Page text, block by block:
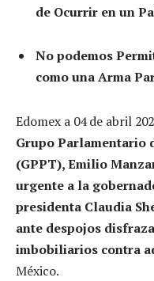
de Ocurrir en un
No podemos
como una Arma
Edomex a 04 de abril
Grupo Parlamentario
(GPPT), Emilio
urgente a la
presidenta Claudia
ante despojos
imbobiliarios contra
México.